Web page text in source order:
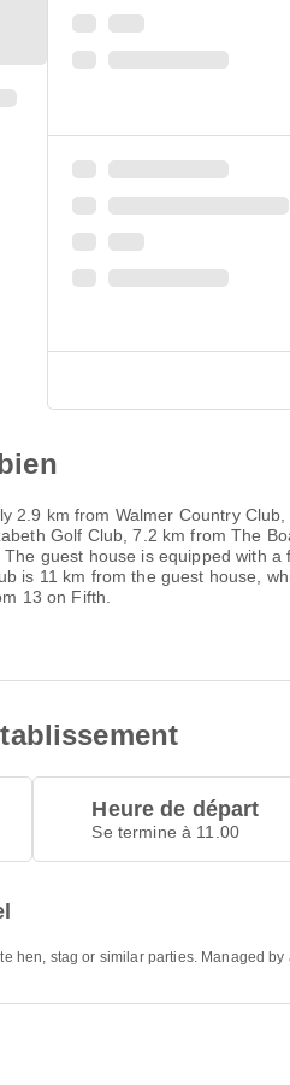
2.9 km from Walmer Country
Golf Club, 7.2 km from The
guest house is equipped with
is 11 km from the guest house,
13 on Fifth.
Heure de départ
Se termine à 11.00
hen, stag or similar parties. Managed by